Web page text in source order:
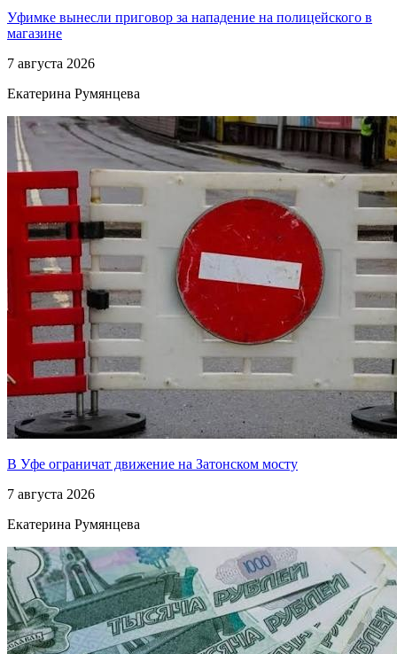
Уфимке вынесли приговор за нападение на полицейского в
магазине
7 августа 2026
Екатерина Румянцева
В Уфе ограничат движение на Затонском мосту
7 августа 2026
Екатерина Румянцева